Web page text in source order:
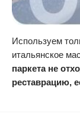
Используем
итальянское
паркета не
реставрацию,